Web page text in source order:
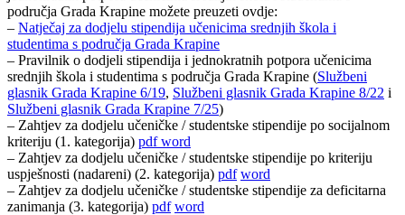
područja Grada Krapine možete preuzeti ovdje:
– Natječaj za dodjelu stipendija učenicima srednjih škola i
studentima s područja Grada Krapine
– Pravilnik o dodjeli stipendija i jednokratnih potpora učenicima
srednjih škola i studentima s područja Grada Krapine (Službeni
glasnik Grada Krapine 6/19, Službeni glasnik Grada Krapine 8/22 i
Službeni glasnik Grada Krapine 7/25)
– Zahtjev za dodjelu učeničke / studentske stipendije po socijalnom
kriteriju (1. kategorija) pdfword
– Zahtjev za dodjelu učeničke / studentske stipendije po kriteriju
uspješnosti (nadareni) (2. kategorija) pdf word
– Zahtjev za dodjelu učeničke / studentske stipendije za deficitarna
zanimanja (3. kategorija) pdf word